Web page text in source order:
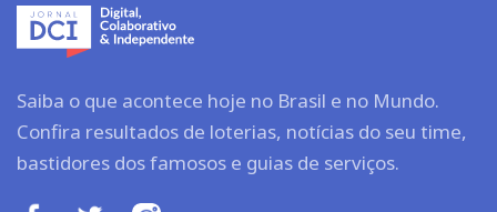
Saiba o que acontece hoje no Brasil e no Mundo.
Confira resultados de loterias, notícias do seu time,
bastidores dos famosos e guias de serviços.